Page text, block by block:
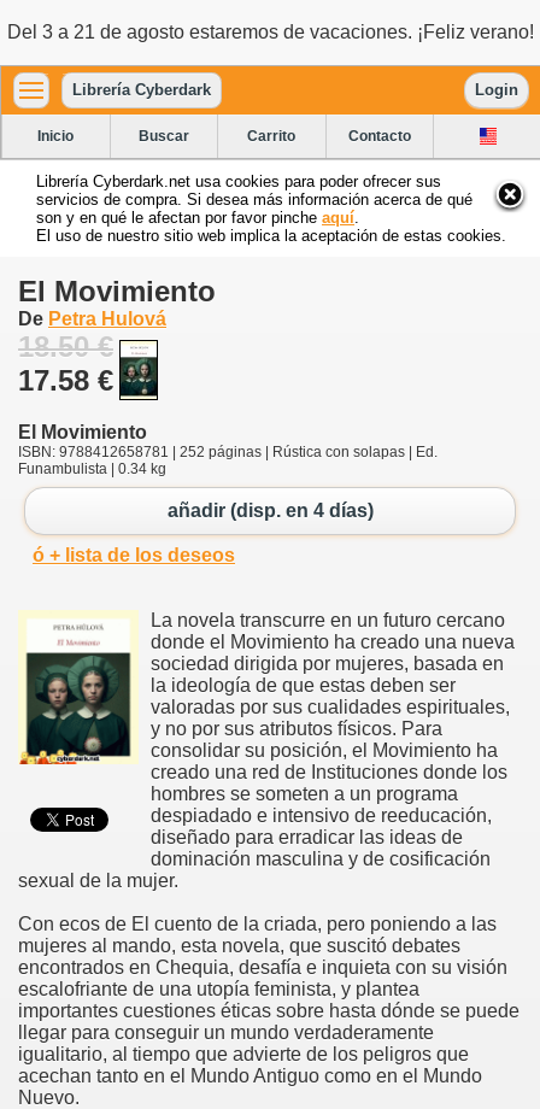
Del 3 a 21 de agosto estaremos de vacaciones. ¡Feliz verano!
Librería Cyberdark Login
Inicio Buscar Carrito Contacto
Librería Cyberdark.net usa cookies para poder ofrecer sus
servicios de compra. Si desea más información acerca de qué
son y en qué le afectan por favor pinche aquí
El uso de nuestro sitio web implica la aceptación de estas cookies.
El Movimiento
De Petra Hulová
18.50 €
17.58 €
El Movimiento
ISBN: 9788412658781 | 252 páginas | Rústica con solapas | Ed.
Funambulista | 0.34 kg
añadir (disp. en 4 días)
ó + lista de los deseos
La novela transcurre en un futuro cercano
donde el Movimiento ha creado una nueva
sociedad dirigida por mujeres, basada en
la ideología de que estas deben ser
valoradas por sus cualidades espirituales,
y no por sus atributos físicos. Para
consolidar su posición, el Movimiento ha
creado una red de Instituciones donde los
hombres se someten a un programa
despiadado e intensivo de reeducación,
diseñado para erradicar las ideas de
dominación masculina y de cosificación
sexual de la mujer.
Con ecos de El cuento de la criada, pero poniendo a las
mujeres al mando, esta novela, que suscitó debates
encontrados en Chequia, desafía e inquieta con su visión
escalofriante de una utopía feminista, y plantea
importantes cuestiones éticas sobre hasta dónde se puede
llegar para conseguir un mundo verdaderamente
igualitario, al tiempo que advierte de los peligros que
acechan tanto en el Mundo Antiguo como en el Mundo
Nuevo.